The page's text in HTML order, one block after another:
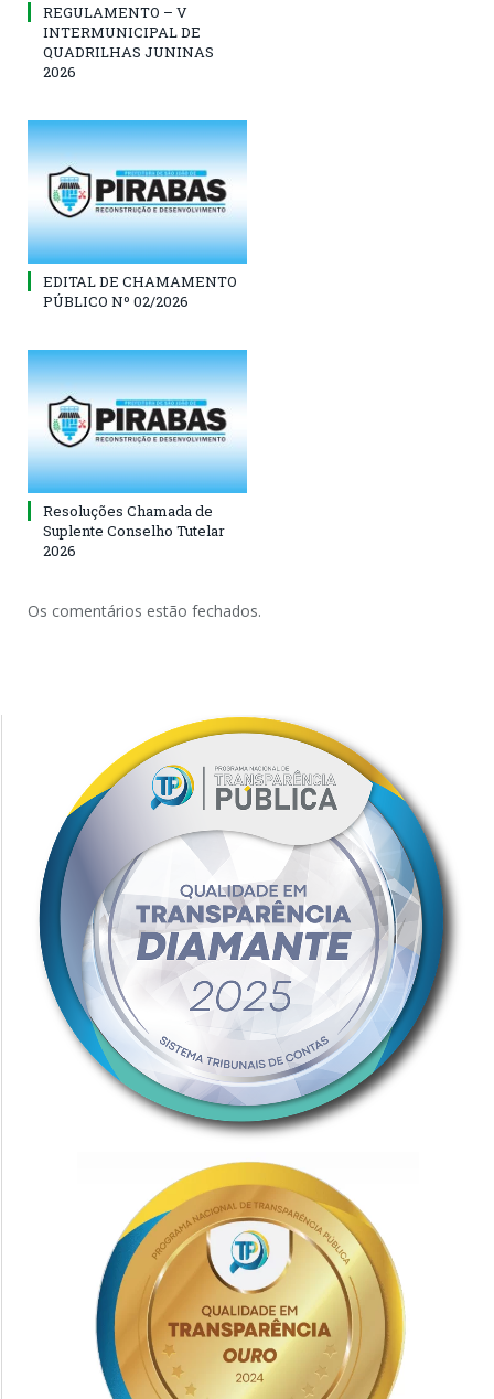
REGULAMENTO – V
INTERMUNICIPAL DE
QUADRILHAS JUNINAS
2026
EDITAL DE CHAMAMENTO
PÚBLICO Nº 02/2026
Resoluções Chamada de
Suplente Conselho Tutelar
2026
Os comentários estão fechados.